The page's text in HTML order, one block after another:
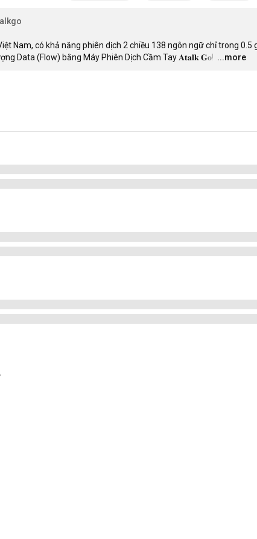
Nam, có khả năng phiên dịch 2 chiều 138 ngôn ngữ chỉ trong 0.5
Data (Flow) bằng Máy Phiên Dịch Cầm Tay 𝐀𝐭𝐚𝐥𝐤 𝐆𝐨! …
...more